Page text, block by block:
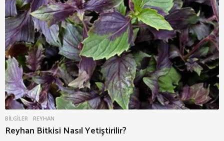
BILGILER REYHAN
Reyhan Bitkisi Nasıl Yetiştirilir?